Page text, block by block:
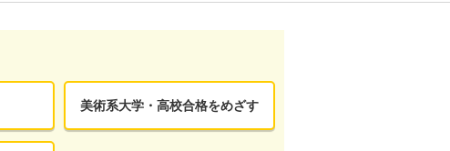
美術系大学・高校合格をめざす